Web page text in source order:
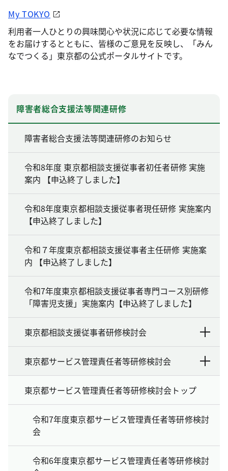
My TOKYO
利用者一人ひとりの興味関心や状況に応じて必要な情報
をお届けするとともに、皆様のご意見を反映し、「みん
なでつくる」東京都の公式ポータルサイトです。
障害者総合支援法等関連研修
障害者総合支援法等関連研修のお知らせ
令和8年度 東京都相談支援従事者初任者研修 実施
案内 【申込終了しました】
令和8年度東京都相談支援従事者現任研修 実施案内
【申込終了しました】
令和７年度東京都相談支援従事者主任研修 実施案
内 【申込終了しました】
令和7年度東京都相談支援従事者専門コース別研修
「障害児支援」実施案内【申込終了しました】
東京都相談支援従事者研修検討会
東京都サービス管理責任者等研修検討会
東京都サービス管理責任者等研修検討会トップ
令和7年度東京都サービス管理責任者等研修検討
会
令和6年度東京都サービス管理責任者等研修検討